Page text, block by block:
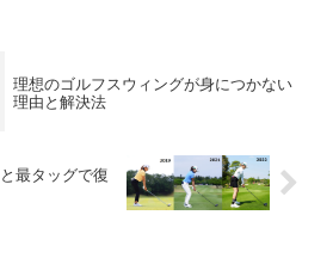
理想のゴルフスウィングが身につかない
理由と解決法
最タッグで復